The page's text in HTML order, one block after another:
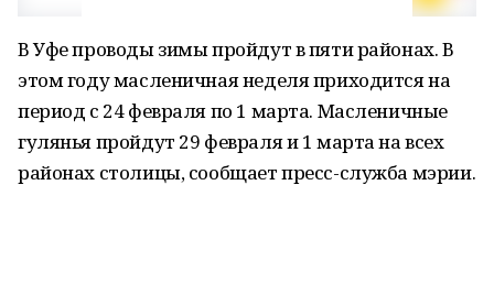
В Уфе проводы зимы пройдут в пяти районах. В
этом году масленичная неделя приходится на
период с 24 февраля по 1 марта. Масленичные
гулянья пройдут 29 февраля и 1 марта на всех
районах столицы, сообщает пресс-служба мэрии.